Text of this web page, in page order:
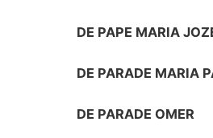
DE PAPE MARIA
DE PARADE MARIA
DE PARADE OMER